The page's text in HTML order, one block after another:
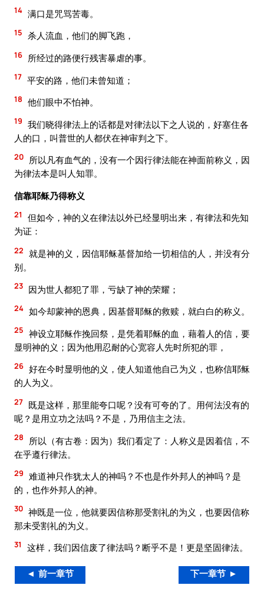
14 满口是咒骂苦毒。
15 杀人流血，他们的脚飞跑，
16 所经过的路便行残害暴虐的事。
17 平安的路，他们未曾知道；
18 他们眼中不怕神。
19 我们晓得律法上的话都是对律法以下之人说的，好塞住各
人的口，叫普世的人都伏在神审判之下。
20 所以凡有血气的，没有一个因行律法能在神面前称义，因
为律法本是叫人知罪。
信靠耶稣乃得称义
21
但如今，神的义在律法以外已经显明出来，有律法和先知
为证：
22 就是神的义，因信耶稣基督加给一切相信的人，并没有分
别。
23 因为世人都犯了罪，亏缺了神的荣耀；
24 如今却蒙神的恩典，因基督耶稣的救赎，就白白的称义。
25 神设立耶稣作挽回祭，是凭着耶稣的血，藉着人的信，要
显明神的义；因为他用忍耐的心宽容人先时所犯的罪，
26 好在今时显明他的义，使人知道他自己为义，也称信耶稣
的人为义。
27 既是这样，那里能夸口呢？没有可夸的了。用何法没有的
呢？是用立功之法吗？不是，乃用信主之法。
28
所以（有古卷：因为）我们看定了：人称义是因着信，不
在乎遵行律法。
29 难道神只作犹太人的神吗？不也是作外邦人的神吗？是
的，也作外邦人的神。
30 神既是一位，他就要因信称那受割礼的为义，也要因信称
那未受割礼的为义。
31 这样，我们因信废了律法吗？断乎不是！更是坚固律法。
◄ 前一章节 下一章节 ►